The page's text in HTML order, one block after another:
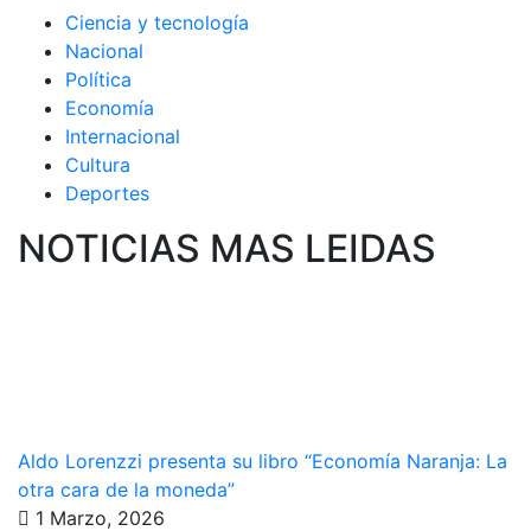
Ciencia y tecnología
Nacional
Política
Economía
Internacional
Cultura
Deportes
NOTICIAS MAS LEIDAS
Aldo Lorenzzi presenta su libro “Economía Naranja: La
otra cara de la moneda”
1 Marzo, 2026